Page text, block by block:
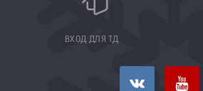
ВХОД ДЛЯ ТД